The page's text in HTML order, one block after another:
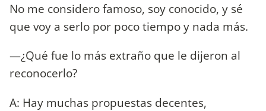
No me considero famoso, soy conocido, y sé
que voy a serlo por poco tiempo y nada más.
—¿Qué fue lo más extraño que le dijeron al
reconocerlo?
A: Hay muchas propuestas decentes,